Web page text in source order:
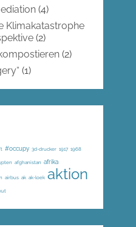
(4)
Klimakatastrophe
(2)
(2)
(1)
#occupy 3d-drucker 1917 1968
afghanistan afrika
airbus ak ak-loek aktion